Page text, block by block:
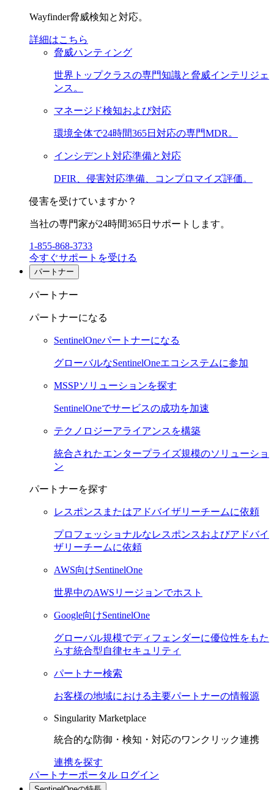
Wayfinder脅威検知と対応。
詳細はこちら
脅威ハンティング
世界トップクラスの専門知識と脅威インテリジェ
ンス。
マネージド検知および対応
環境全体で24時間365日対応の専門MDR。
インシデント対応準備と対応
DFIR、侵害対応準備、コンプロマイズ評価。
侵害を受けていますか？
当社の専門家が24時間365日サポートします。
1-855-868-3733
今すぐサポートを受ける
パートナー
パートナー
パートナーになる
SentinelOneパートナーになる
グローバルなSentinelOneエコシステムに参加
MSSPソリューションを探す
SentinelOneでサービスの成功を加速
テクノロジーアライアンスを構築
統合されたエンタープライズ規模のソリューショ
ン
パートナーを探す
レスポンスまたはアドバイザリーチームに依頼
プロフェッショナルなレスポンスおよびアドバイ
ザリーチームに依頼
AWS向けSentinelOne
世界中のAWSリージョンでホスト
Google向けSentinelOne
グローバル規模でディフェンダーに優位性をもた
らす統合型自律セキュリティ
パートナー検索
お客様の地域における主要パートナーの情報源
Singularity Marketplace
統合的な防御・検知・対応のワンクリック連携
連携を探す
パートナーポータル ログイン